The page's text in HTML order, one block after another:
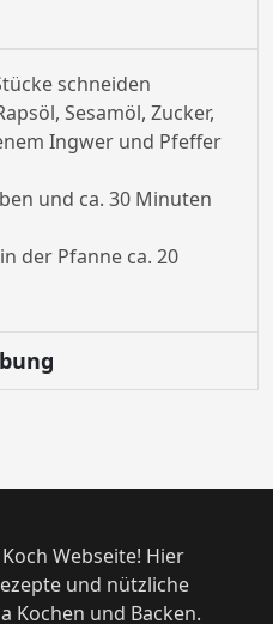
schneiden
Sesamöl, Zucker,
Ingwer und Pfeffer
und ca. 30 Minuten
der Pfanne ca. 20
Webseite! Hier
und nützliche
Kochen und Backen.